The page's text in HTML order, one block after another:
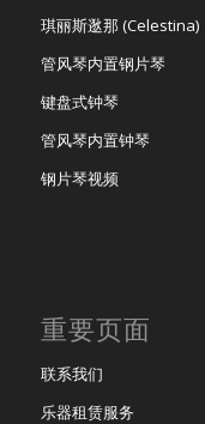
琪丽斯逖那 (Celestina)
管风琴内置钢片琴
键盘式钟琴
管风琴内置钟琴
钢片琴视频
重要页面
联系我们
乐器租赁服务